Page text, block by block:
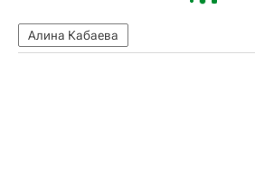
Алина Кабаева